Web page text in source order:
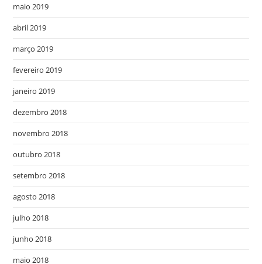
maio 2019
abril 2019
março 2019
fevereiro 2019
janeiro 2019
dezembro 2018
novembro 2018
outubro 2018
setembro 2018
agosto 2018
julho 2018
junho 2018
maio 2018